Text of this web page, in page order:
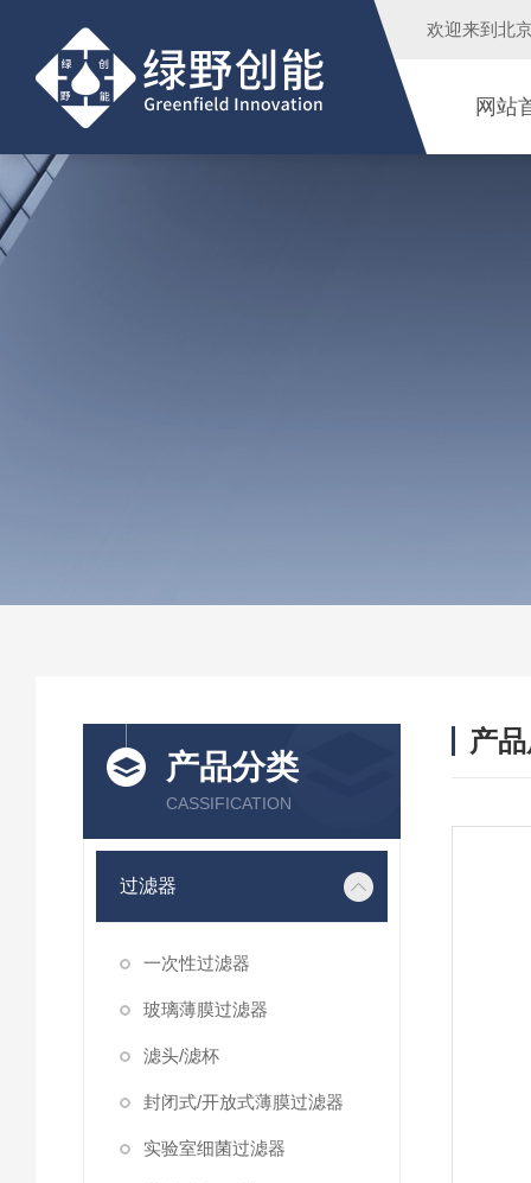
欢迎来到 北
网站
产品分类
CASSIFICATION
过滤器
一次性过滤器
玻璃薄膜过滤器
滤头/滤杯
封闭式/开放式薄膜过滤器
实验室细菌过滤器
产